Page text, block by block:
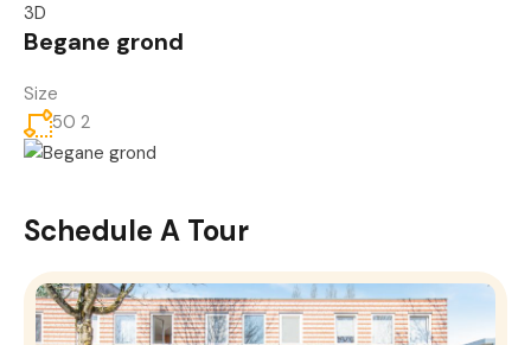
3D
Begane grond
Size
50 2
Schedule A Tour